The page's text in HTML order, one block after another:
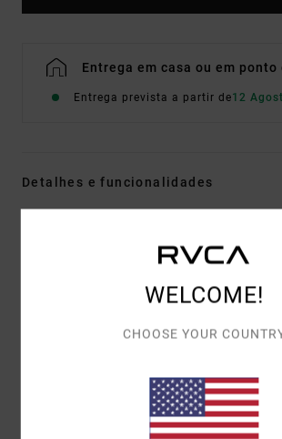
Entrega em casa ou em ponto
Entrega prevista a partir de12
Detalhes e funcionalidades
Código de Cor
algodão [200 g/m2]
gola redonda em malha
bolso único no peito
etiqueta com o
WELCOME!
CHOOSE YOUR